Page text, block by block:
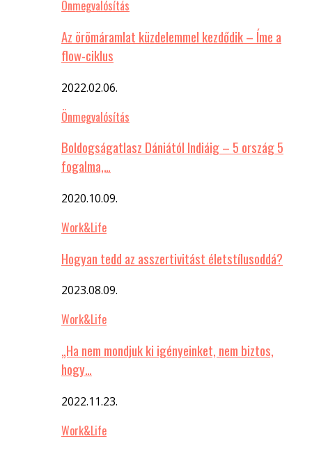
Önmegvalósítás
Az örömáramlat küzdelemmel kezdődik – Íme a
flow-ciklus
2022.02.06.
Önmegvalósítás
Boldogságatlasz Dániától Indiáig – 5 ország 5
fogalma,…
2020.10.09.
Work&Life
Hogyan tedd az asszertivitást életstílusoddá?
2023.08.09.
Work&Life
„Ha nem mondjuk ki igényeinket, nem biztos,
hogy…
2022.11.23.
Work&Life